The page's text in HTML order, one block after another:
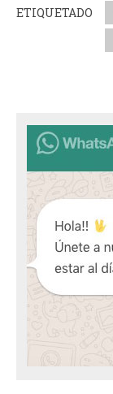
ETIQUETADO